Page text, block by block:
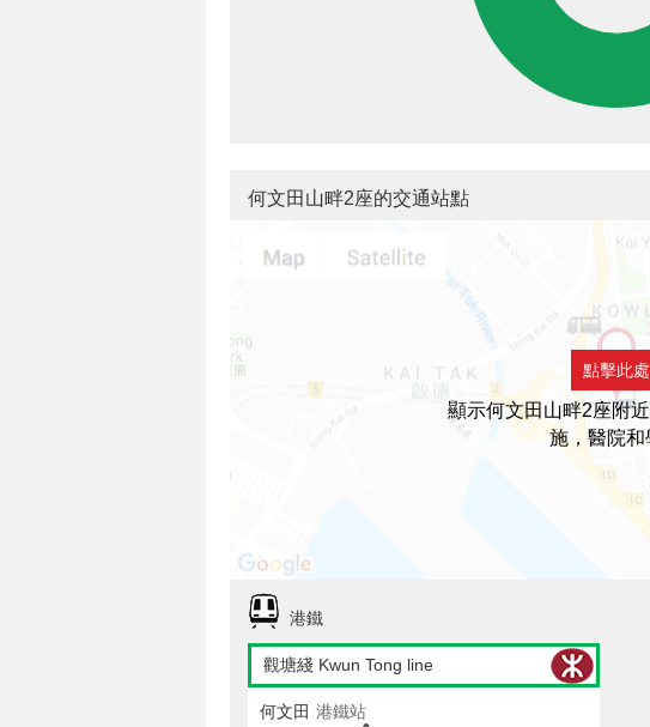
何文田山畔2座的交通站點
點擊此處
顯示何文田山畔2座附
施，醫院和
港鐵
觀塘綫 Kwun Tong line
何文田 港鐵站